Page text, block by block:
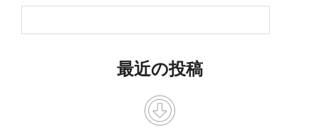
最近の投稿